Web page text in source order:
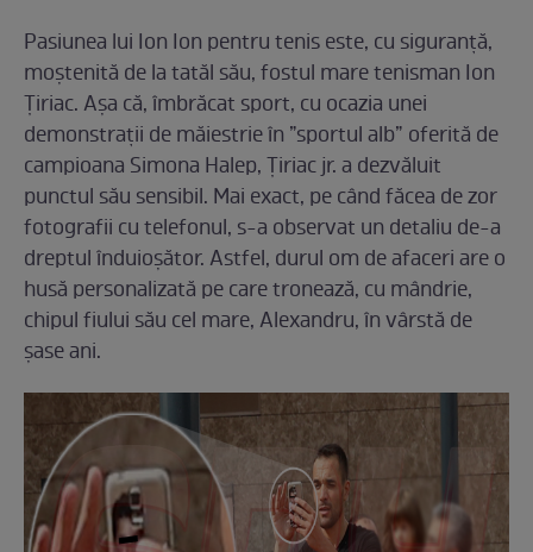
Pasiunea lui Ion Ion pentru tenis este, cu siguranță,
moștenită de la tatăl său, fostul mare tenisman Ion
Țiriac. Așa că, îmbrăcat sport, cu ocazia unei
demonstrații de măiestrie în ”sportul alb” oferită de
campioana Simona Halep, Țiriac jr. a dezvăluit
punctul său sensibil. Mai exact, pe când făcea de zor
fotografii cu telefonul, s-a observat un detaliu de-a
dreptul înduioșător. Astfel, durul om de afaceri are o
husă personalizată pe care tronează, cu mândrie,
chipul fiului său cel mare, Alexandru, în vârstă de
șase ani.